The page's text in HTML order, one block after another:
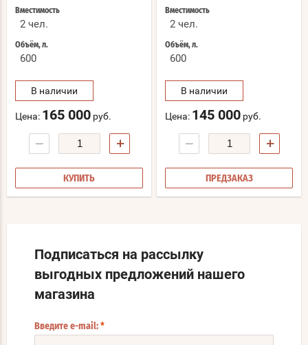
Вместимость
2 чел.
Объём, л.
600
В наличии
Цена: 165 000 руб.
− +
КУПИТЬ
Вместимость
2 чел.
Объём, л.
600
В наличии
Цена: 145 000 руб.
− +
ПРЕДЗАКАЗ
Подписаться на рассылку
выгодных предложений нашего
магазина
Введите e-mail: *